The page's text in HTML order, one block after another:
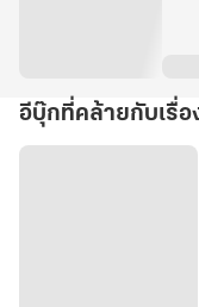
อีบุ๊กที่คล้ายกับเรื่อ